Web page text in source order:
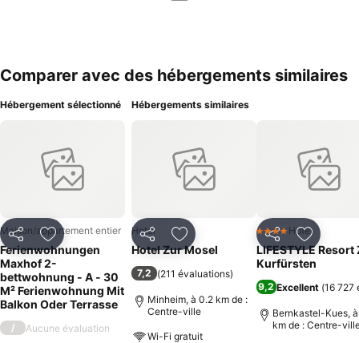
Comparer avec des hébergements similaires
Hébergement sélectionné
PartagerAjouter à mes favoris
Maison/appartement entier
Ferienwohnungen
Maxhof 2-
bettwohnung - A - 30
M² Ferienwohnung Mit
Balkon Oder Terrasse
/ Aucune évaluation
Hébergements similaires
PartagerAjouter à mes favoris
Hotel
Hotel Zur Mosel
7,2 (211 évaluations)
Minheim, à 0.2 km de :
Centre-ville
Wi-Fi gratuit
PartagerAjouter
4 ÉtoilesHotel
LIFESTYLE Resort
Kurfürsten
9,2 Excellent (16 727
Bernkastel-Kues, à
km de : Centre-